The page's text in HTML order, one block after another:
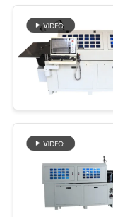
PRIVACY
POLICY